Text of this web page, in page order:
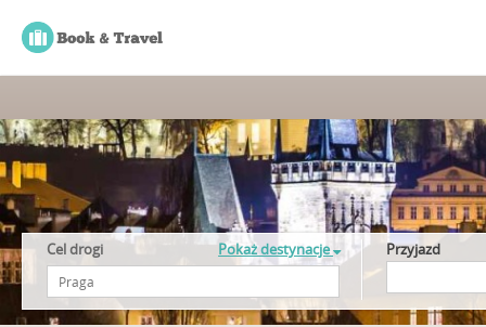
Cel drogi Pokaż destynacje Przyjazd